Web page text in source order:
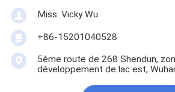
Miss. Vicky Wu
+86-15201040528
5ème route de 268 Shendun,
développement de lac est,